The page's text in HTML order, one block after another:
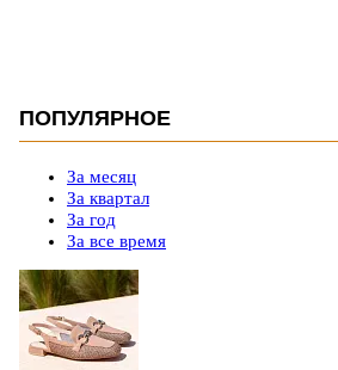
ПОПУЛЯРНОЕ
За месяц
За квартал
За год
За все время